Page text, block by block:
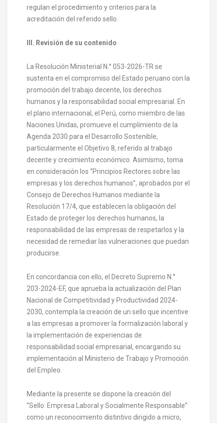
regulan el procedimiento y criterios para la
acreditación del referido sello.
III. Revisión de su contenido
La Resolución Ministerial N.° 053-2026-TR se
sustenta en el compromiso del Estado peruano con la
promoción del trabajo decente, los derechos
humanos y la responsabilidad social empresarial. En
el plano internacional, el Perú, como miembro de las
Naciones Unidas, promueve el cumplimiento de la
Agenda 2030 para el Desarrollo Sostenible,
particularmente el Objetivo 8, referido al trabajo
decente y crecimiento económico. Asimismo, toma
en consideración los “Principios Rectores sobre las
empresas y los derechos humanos”, aprobados por el
Consejo de Derechos Humanos mediante la
Resolución 17/4, que establecen la obligación del
Estado de proteger los derechos humanos, la
responsabilidad de las empresas de respetarlos y la
necesidad de remediar las vulneraciones que puedan
producirse.
En concordancia con ello, el Decreto Supremo N.°
203-2024-EF, que aprueba la actualización del Plan
Nacional de Competitividad y Productividad 2024-
2030, contempla la creación de un sello que incentive
a las empresas a promover la formalización laboral y
la implementación de experiencias de
responsabilidad social empresarial, encargando su
implementación al Ministerio de Trabajo y Promoción
del Empleo.
Mediante la presente se dispone la creación del
“Sello: Empresa Laboral y Socialmente Responsable”
como un reconocimiento distintivo dirigido a micro,